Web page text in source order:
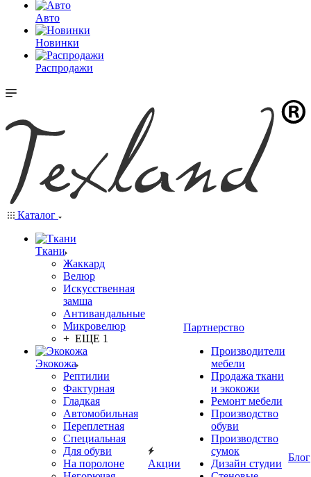
Авто
Новинки
Распродажи
Каталог
Ткани
Жаккард
Велюр
Искусственная
замша
Антивандальные
Микровелюр
+ ЕЩЕ 1
Экокожа
Рептилии
Фактурная
Гладкая
Автомобильная
Переплетная
Специальная
Для обуви
На поролоне
Акции
Партнерство
Производители
мебели
Продажа ткани
и экокожи
Ремонт мебели
Производство
обуви
Производство
сумок
Дизайн студии
Блог